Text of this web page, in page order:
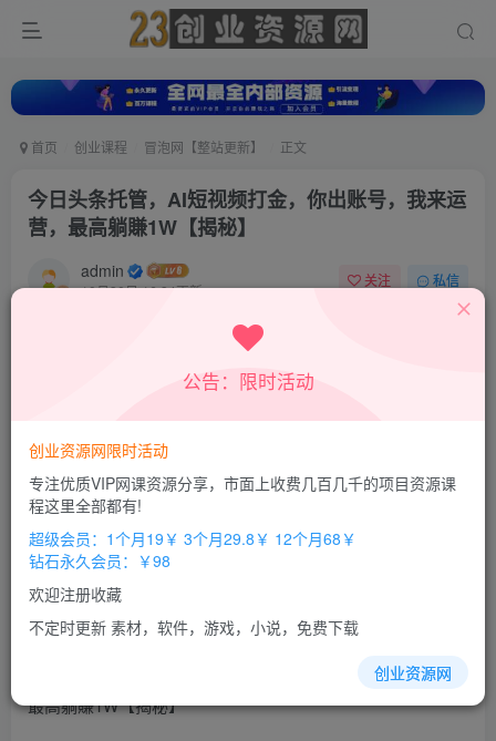
首页 创业课程 冒泡网【整站更新】 正文
今日头条托管，AI短视频打金，你出账号，我来运
营，最高躺賺1W【揭秘】
admin
10月30日 16:34更新
关注 私信
超级会员
立即购买
您当前未登录！建议登陆后购买，办理会员包月更省钱，可保存购
，我来运营，
最高躺賺1W【揭秘】
公告：限时活动
创业资源网限时活动
专注优质VIP网课资源分享，市面上收费几百几千的项目资源课
程这里全部都有!
超级会员：1个月19￥ 3个月29.8￥ 12个月68￥
钻石永久会员：￥98
欢迎注册收藏
不定时更新 素材，软件，游戏，小说，免费下载
创业资源网